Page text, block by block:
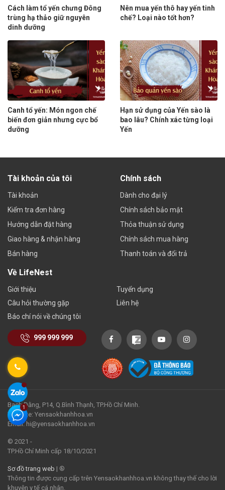
Cách làm tổ yến chưng Đông
trùng hạ thảo giữ nguyên
dinh dưỡng
Nên mua yến thô hay yến tinh
chế? Loại nào tốt hơn?
Canh tổ yến: Món ngon chế
biến đơn giản nhưng cực bổ
dưỡng
Hạn sử dụng của Yến sào là
bao lâu? Chính xác từng loại
Yến
Tài khoản của tôi
Tài khoản
Kiểm tra đơn hàng
Hướng dẫn đặt hàng
Giao hàng & nhận hàng
Bán hàng
Chính sách
Dành cho đại lý
Chính sách bảo mật
Thỏa thuận sử dụng
Chính sách mua hàng
Thanh toán và đổi trả
Về LifeNest
Giới thiệu
Câu hỏi thường gặp
Báo chí nói về chúng tôi
Tuyển dụng
Liên hệ
999 999 999
Bạch Đằng, P14, Q.Bình Thạnh, TP.Hồ Chí Minh.
Website: Yensaokhanhhoa.vn
Email: hi@yensaokhanhhoa.vn
© 2021 -
TP.Hồ Chí Minh cấp 18/10/2021
Sơ đồ trang web | ®
Thông tin được cung cấp trên Yensaokhanhhoa.vn không thay thế cho lời
khuyên y tế cá nhân.